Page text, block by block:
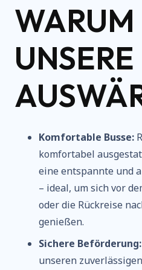
WARUM
UNSERE
Komfortable Busse:
komfortabel
eine entspannte und
– ideal, um sich vor
oder die Rückreise
genießen.
Sichere Beförderung:
unseren